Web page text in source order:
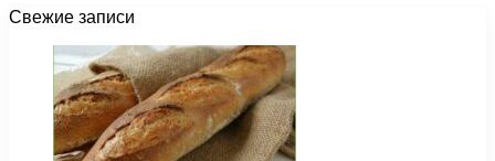
Свежие записи